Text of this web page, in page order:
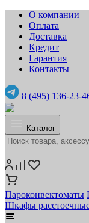
О компании
Оплата
Доставка
Кредит
Гарантия
Контакты
8 (495) 136-23-
Каталог
Пароконвектоматы
Шкафы